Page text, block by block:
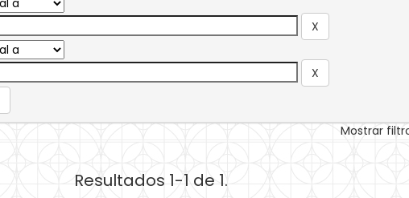
Mostrar
Resultados 1-1 de 1.